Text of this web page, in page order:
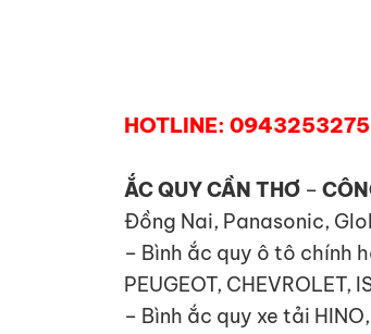
HOTLINE:
ẮC QUY CẦN THƠ –
Đồng Nai, Panasonic,
– Bình ắc quy ô tô chính
PEUGEOT,
– Bình ắc quy xe tải HINO,